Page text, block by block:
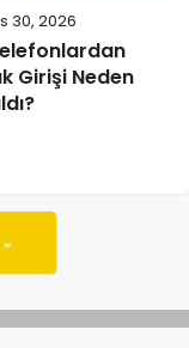
30, 2026
Girişi Neden